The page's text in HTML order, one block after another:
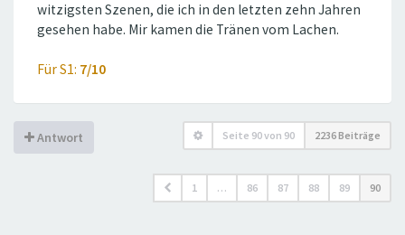
witzigsten Szenen, die ich in den letzten zehn Jahren
gesehen habe. Mir kamen die Tränen vom Lachen.
Für S1: 7/10
Antwort Seite 90von 90 2236 Beiträge
1 … 86 87 88 89 90